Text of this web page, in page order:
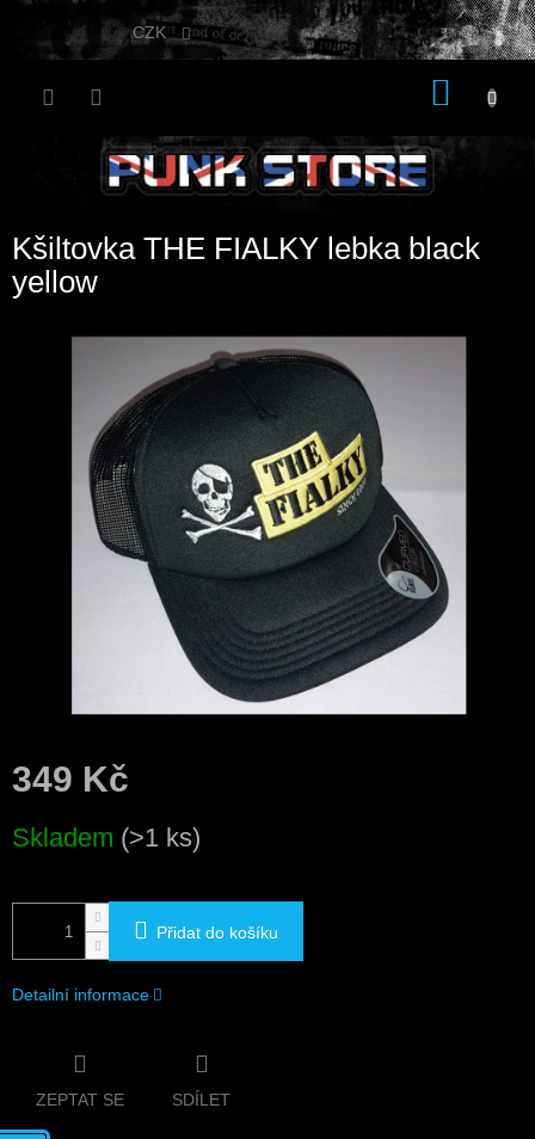
Přejít
CZK
Kšiltovka THE FIALKY lebka black
yellow
349 Kč
cena:
Skladem (>1 ks)
Přidat do košíku
Detailní informace
ZEPTAT SE SDÍLET